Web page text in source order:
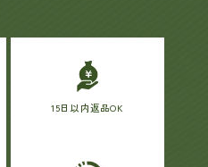
15日以内返品OK